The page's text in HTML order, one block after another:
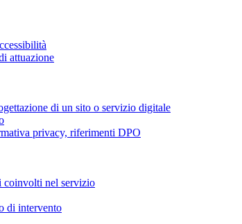
attuazione
di un sito o servizio digitale
privacy, riferimenti DPO
coinvolti nel servizio
di intervento